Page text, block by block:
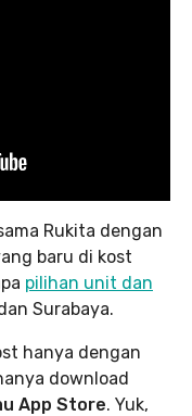
Rukita dengan
baru di kost
pilihan unit dan
Surabaya.
hanya dengan
download
App Store. Yuk,